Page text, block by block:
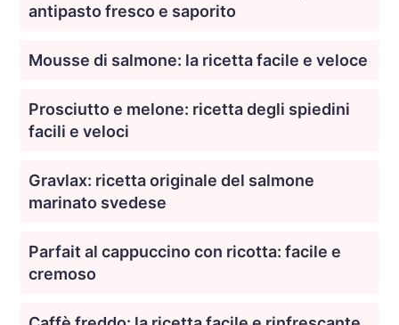
antipasto fresco e saporito
Mousse di salmone: la ricetta facile e veloce
Prosciutto e melone: ricetta degli spiedini
facili e veloci
Gravlax: ricetta originale del salmone
marinato svedese
Parfait al cappuccino con ricotta: facile e
cremoso